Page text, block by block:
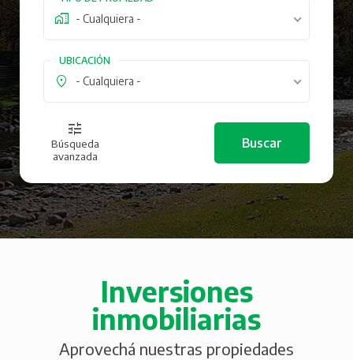
- Cualquiera -
UBICACIÓN
- Cualquiera -
Búsqueda
avanzada
Inversiones
inmobiliarias
Aprovechá nuestras propiedades